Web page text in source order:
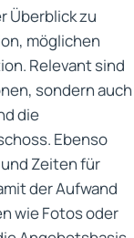
Überblick zu
möglichen
Relevant sind
sondern auch
die
Ebenso
Zeiten für
der Aufwand
wie Fotos oder